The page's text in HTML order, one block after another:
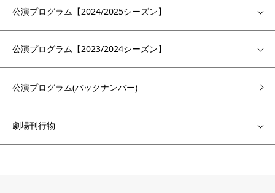
公演プログラム【2024/2025シーズン】
公演プログラム【2023/2024シーズン】
公演プログラム(バックナンバー)
劇場刊行物